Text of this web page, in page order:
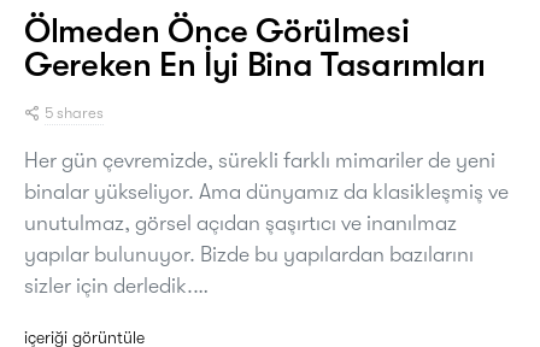
Ölmeden Önce Görülmesi
Gereken En İyi Bina Tasarımları
5 shares
Her gün çevremizde, sürekli farklı mimariler de yeni
binalar yükseliyor. Ama dünyamız da klasikleşmiş ve
unutulmaz, görsel açıdan şaşırtıcı ve inanılmaz
yapılar bulunuyor. Bizde bu yapılardan bazılarını
sizler için derledik.…
içeriği görüntüle